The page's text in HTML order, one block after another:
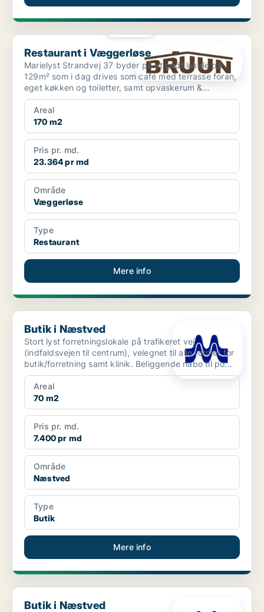
Restaurant i Væggerløse
Restaurant i Væggerløse
Marielyst Strandvej 37 byder på et godt lokale på
129m² som i dag drives som café med terrasse foran,
eget køkken og toiletter, samt opvaskerum &
lagerplads....
Areal
170 m2
Pris pr. md.
23.364 pr md
Område
Væggerløse
Type
Restaurant
Mere info
Butik i Næstved
Butik i Næstved
Stort lyst forretningslokale på trafikeret vej
(indfaldsvejen til centrum), velegnet til alle former for
butik/forretning samt klinik. Beliggende nabo til po...
Areal
70 m2
Pris pr. md.
7.400 pr md
Område
Næstved
Type
Butik
Mere info
Butik i Næstved
Butik i Næstved